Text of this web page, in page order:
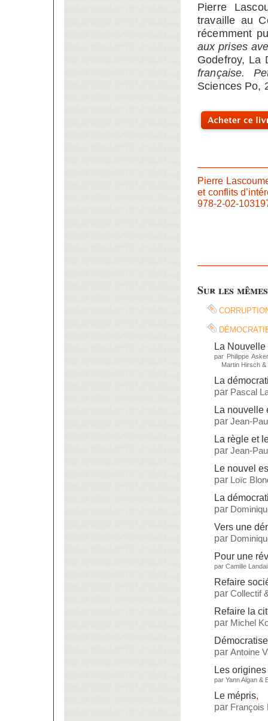
Pierre
travaille au
récemment
aux prises
Godefroy, La
française.
Sciences Po,
Pierre
et conflits
978-2-02-
Sur les
La
par Philippe
Martin Hirsch &
La
par Pascal
La nouvelle
par Jean-
La règle et
par Jean-
Le nouvel
par Loïc
La
par
Vers une
par
Pour une
par Camille
Refaire
par Collectif
Refaire la
par Michel
par Antoine
Les
par Yann Algan &
Le mépris,
par François